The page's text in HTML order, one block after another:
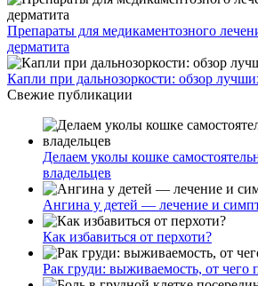
Препараты для медикаментозного
дерматита
Капли при дальнозоркости: обзор
Свежие публикации
Делаем уколы кошке
владельцев
Ангина у детей — лечение и
Как избавиться от перхоти?
Рак груди: выживаемость, от чего